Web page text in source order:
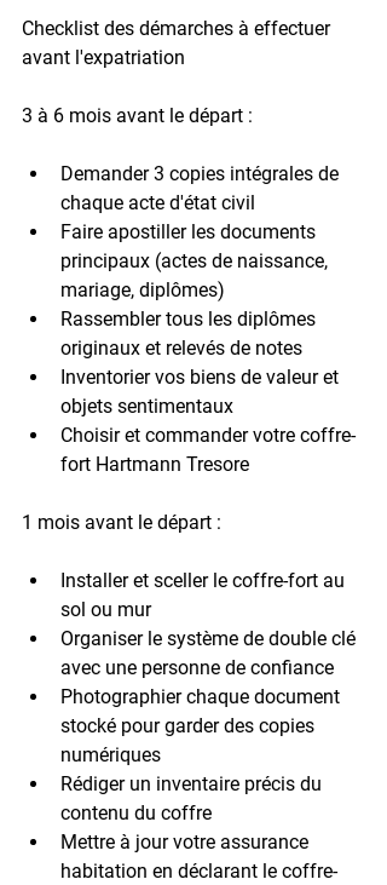
Checklist des démarches à effectuer
avant l'expatriation
3 à 6 mois avant le départ :
Demander 3 copies intégrales de
chaque acte d'état civil
Faire apostiller les documents
principaux (actes de naissance,
mariage, diplômes)
Rassembler tous les diplômes
originaux et relevés de notes
Inventorier vos biens de valeur et
objets sentimentaux
Choisir et commander votre coffre-
fort Hartmann Tresore
1 mois avant le départ :
Installer et sceller le coffre-fort au
sol ou mur
Organiser le système de double clé
avec une personne de confiance
Photographier chaque document
stocké pour garder des copies
numériques
Rédiger un inventaire précis du
contenu du coffre
Mettre à jour votre assurance
habitation en déclarant le coffre-